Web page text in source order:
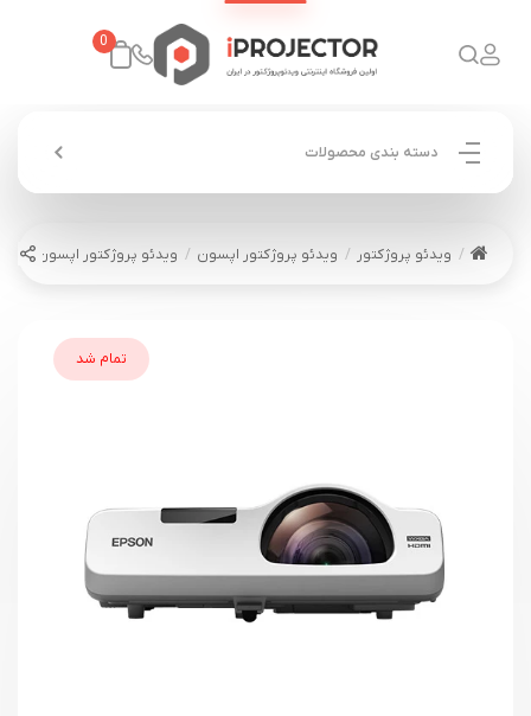
0
دسته بندی محصولات
ویدئو پروژکتور ویدئو پروژکتور اپسون ویدئو پروژکتور اپسون EPSON EB-530
تمام شد